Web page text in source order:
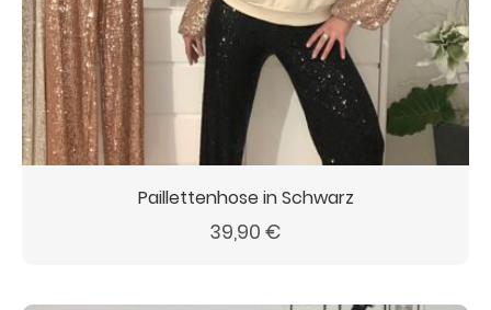
Paillettenhose in Schwarz
39,90 €